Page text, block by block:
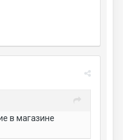
в магазине